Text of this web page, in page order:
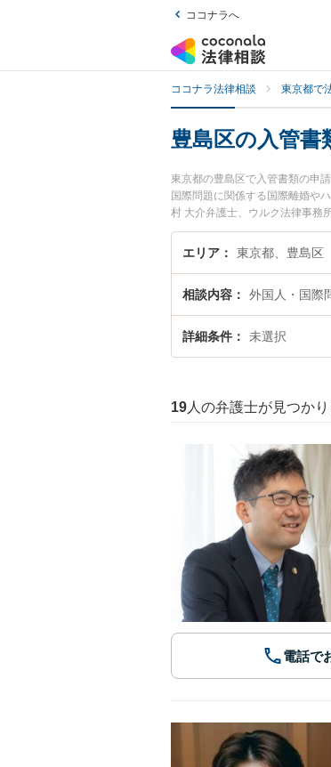
ココナラへ
ココナラ法律相談 東京都で
豊島区の入管
東京都の豊島区で入管書類の申
国際問題に関係する国際離婚や
村 大介弁護士、ウルク法律事務
のトラブルを今すぐに弁護士に
相談できる豊島区内の弁護士に
エリア 東京都、豊島区
相談内容 外国人・国際
詳細条件 未選択
19 人の弁護士が見つか
電話で